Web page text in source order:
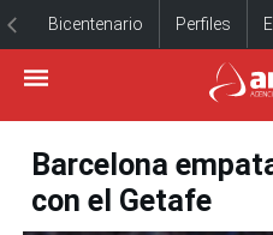
Bicentenario Perfiles
Barcelona
con el Getafe